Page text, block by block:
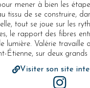
mener à bien les
tissu de se construire,
tout se joue sur les
le rapport des fibres
lumière. Valérie travaille
Étienne, sur deux
Visiter son site